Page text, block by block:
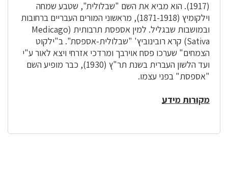
(1917). הוא מביא את השם "שבלולית", שטבע שמחה
וילקומיץ (1871-1918), מראשוני המורים העבריים ברחובות
ובמושבות שבגליל. למין אספסת תרבותית (Medicago
Sativa) קרא רובינוביץ' "שבלולית-אספסת". ב"ילקוט
הצמחים" שערכו פסח אוירבך ומרדכי אזרחי ויצא לאור ע"י
ועד הלשון העברית בשנת תר"ץ (1930), כבר מופיע השם
"אספסת" בפני עצמו.
מקורות מידע